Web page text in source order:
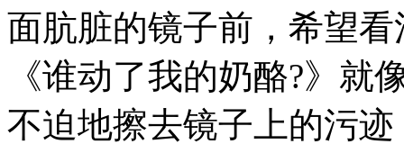
面肮脏的镜子前，希望
《谁动了我的奶酪?》就
不迫地擦去镜子上的污